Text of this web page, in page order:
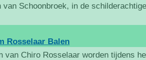
van Schoonbroek, in de
Rosselaar Balen
van Chiro Rosselaar worden tijdens